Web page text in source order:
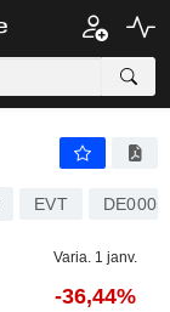
EVT
Varia. 1 janv.
-36,44%